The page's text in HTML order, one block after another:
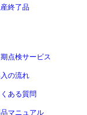
終了品
点検サービス
の流れ
ある質問
マニュアル